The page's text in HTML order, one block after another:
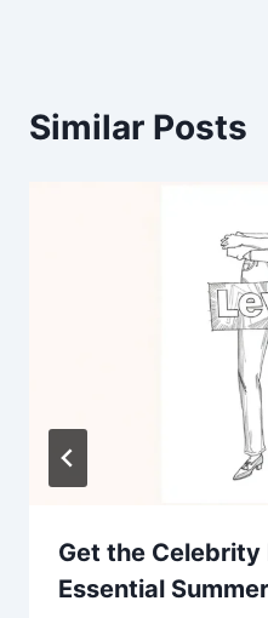
Similar Posts
Get the Celebrity
Essential